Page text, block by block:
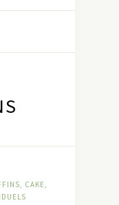
CAKE,